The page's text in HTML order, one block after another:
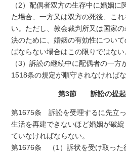
（2）配偶者双方の生存中に婚姻
た場合、一方又は双方の死後、こ
い。ただし、教会裁判所又は国家
決のために、婚姻の有効性につい
ばならない場合はこの限りではない
（3）訴訟の継続中に配偶者の一
1518条の規定が順守されなければな
第3節 訴訟の提起
第1675条 訴訟を受理するに先立
生活を再建できないほど婚姻が破
ていなければならない。
第1676条 （1）訴状を受け取った